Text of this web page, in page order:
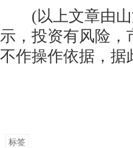
(以上文章由山
示，投资有风险，
不作操作依据，据
标签